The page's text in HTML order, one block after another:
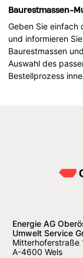
Baurestmassen-
Geben Sie einfach
und informieren
Baurestmassen
Auswahl des
Bestellprozess
Energie AG
Umwelt Service
Mitterhoferstraße
A-4600 Wels